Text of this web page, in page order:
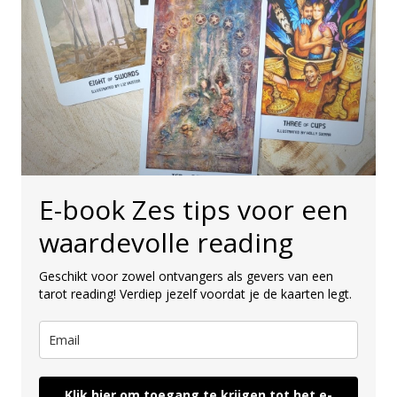
E-book Zes tips voor een
waardevolle reading
Geschikt voor zowel ontvangers als gevers van een
tarot reading! Verdiep jezelf voordat je de kaarten legt.